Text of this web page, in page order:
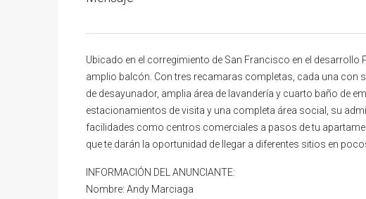
Ubicado en el corregimiento de San Francisco en el desarrollo
amplio balcón. Con tres recamaras completas, cada una con
de desayunador, amplia área de lavandería y cuarto baño de
estacionamientos de visita y una completa área social, su
facilidades como centros comerciales a pasos de tu
que te darán la oportunidad de llegar a diferentes sitios en
INFORMACIÓN DEL ANUNCIANTE:
Nombre: Andy Marciaga